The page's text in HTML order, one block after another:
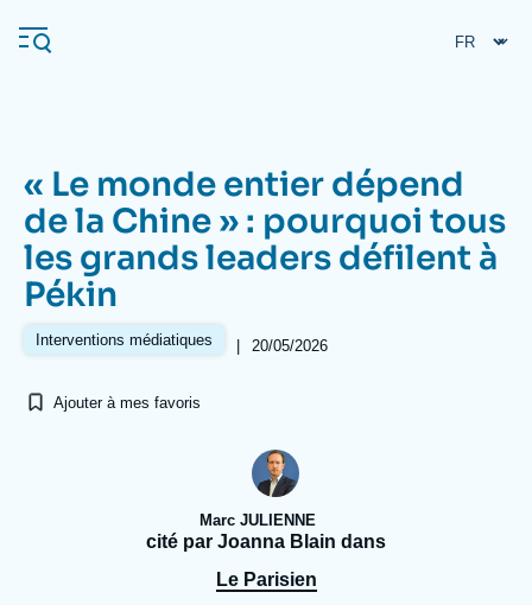
au
contenu
Navigation
principale
L'Ifri
Analyses
Se connecter
« Le monde entier dépend
de la Chine » : pourquoi tous
les grands leaders défilent à
Pékin
Interventions médiatiques | 20/05/2026
Ajouter à mes favoris
Marc JULIENNE
cité par Joanna Blain dans
Le Parisien